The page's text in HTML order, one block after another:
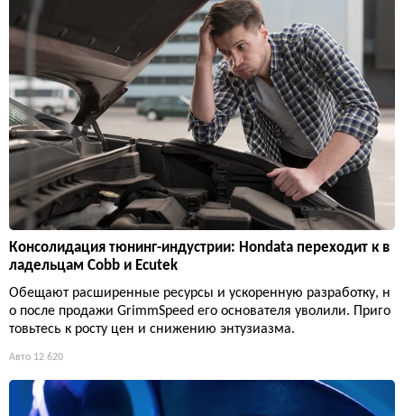
Консолидация тюнинг-индустрии: Hondata переходит к в
ладельцам Cobb и Ecutek
Обещают расширенные ресурсы и ускоренную разработку, н
о после продажи GrimmSpeed его основателя уволили. Приго
товьтесь к росту цен и снижению энтузиазма.
Авто 12 620